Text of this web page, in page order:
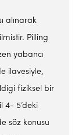
alınarak
Pilling
yabancı
ilavesiyle,
fiziksel bir
4- 5’deki
söz konusu